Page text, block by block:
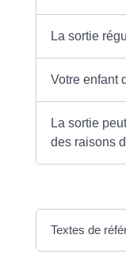
La sortie
Votre enfant
La sortie
des raisons
Textes de